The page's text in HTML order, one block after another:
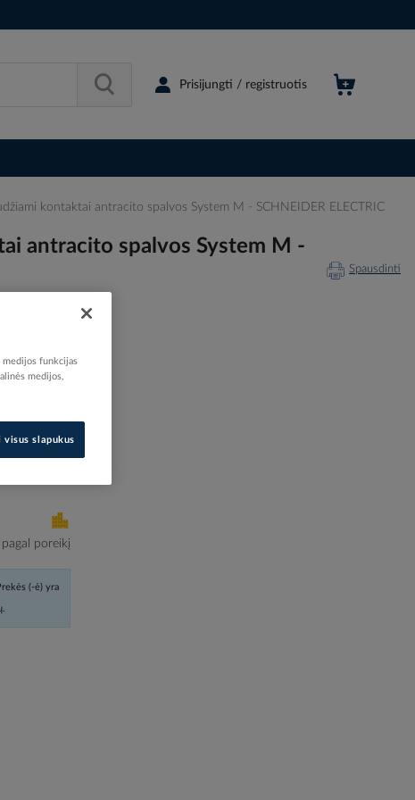
Prisijungti / registruotis
kontaktai antracito spalvos System M - SCHNEIDER ELECTRIC
antracito spalvos System M -
Spausdinti
209580
kainas
poreikį
(-ė) yra
medijos funkcijas
medijos,
visus slapukus